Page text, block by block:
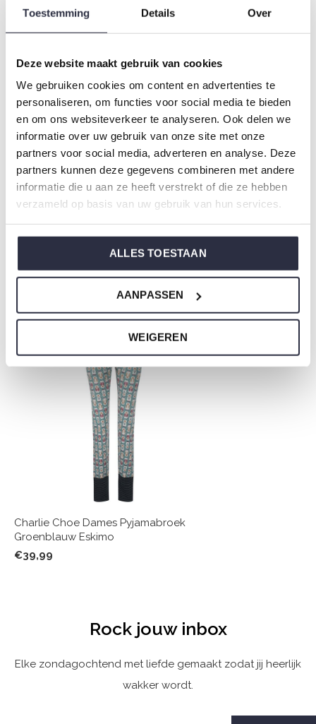
Toestemming Details Over
Deze website maakt gebruik van cookies
We gebruiken cookies om content en advertenties te
personaliseren, om functies voor social media te bieden
en om ons websiteverkeer te analyseren. Ook delen we
informatie over uw gebruik van onze site met onze
partners voor social media, adverteren en analyse. Deze
partners kunnen deze gegevens combineren met andere
informatie die u aan ze heeft verstrekt of die ze hebben
verzameld op basis van uw gebruik van hun services.
ALLES TOESTAAN
AANPASSEN
WEIGEREN
Pyjama's
Samenstelling: 95% Cotton/ 5% Elastane
Artikelnummer: S49139-38
De nachtkleding van Charlie Choe is gemaakt van
heerlijke zachte stoffen en heeft een perfecte pasvorm.
Weet je niet zo goed welke maat je moet kiezen van onze
nachtkleding?
Klik danhiervoor de maattabel van Charlie Choe.
Om niet te vergeten
Charlie Choe Dames Pyjamabroek
Groenblauw Eskimo
€39,99
Rock jouw inbox
Elke zondagochtend met liefde gemaakt zodat jij heerlijk
wakker wordt.